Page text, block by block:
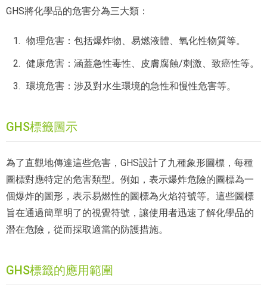
GHS將化學品的危害分為三大類：
物理危害：包括爆炸物、易燃液體、氧化性物質等。
健康危害：涵蓋急性毒性、皮膚腐蝕/刺激、致癌性等。
環境危害：涉及對水生環境的急性和慢性危害等。
GHS標籤圖示
為了直觀地傳達這些危害，GHS設計了九種象形圖標，每種
圖標對應特定的危害類型。例如，表示爆炸危險的圖標為一
個爆炸的圖形，表示易燃性的圖標為火焰符號等。這些圖標
旨在通過簡單明了的視覺符號，讓使用者迅速了解化學品的
潛在危險，從而採取適當的防護措施。
GHS標籤的應用範圍